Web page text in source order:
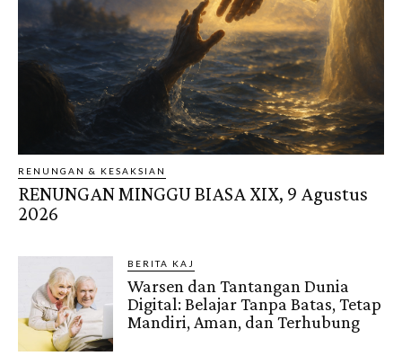
RENUNGAN & KESAKSIAN
RENUNGAN MINGGU BIASA XIX, 9 Agustus
2026
BERITA KAJ
Warsen dan Tantangan Dunia
Digital: Belajar Tanpa Batas, Tetap
Mandiri, Aman, dan Terhubung